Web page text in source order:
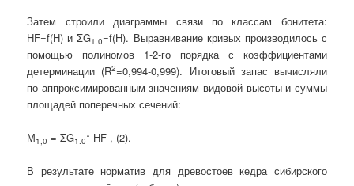
Затем строили диаграммы связи по классам бонитета:
HF=f(H) иΣG1.0=f(H). Выравнивание кривых производилось с
помощью полиномов 1-2-го порядка с коэффициентами
детерминации (R2=0,994-0,999). Итоговый запас вычисляли
по аппроксимированным значениям видовой высоты и суммы
площадей поперечных сечений:
М1,0 = ΣG1.0* НF , (2).
В результате норматив для древостоев кедра сибирского